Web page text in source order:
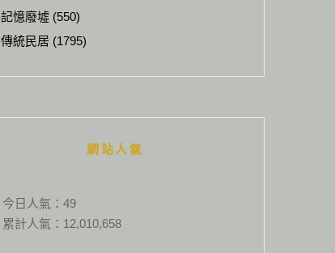
記憶廢墟 (550)
傳統民居 (1795)
網站人氣
今日人氣： 49
累計人氣： 12,010,658